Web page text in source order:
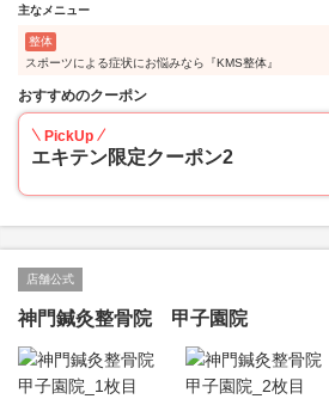
主なメニュー
整体
スポーツによる症状にお悩みなら『KMS整体』
おすすめのクーポン
PickUp
エキテン限定クーポン2
店舗公式
神門鍼灸整骨院 甲子園院